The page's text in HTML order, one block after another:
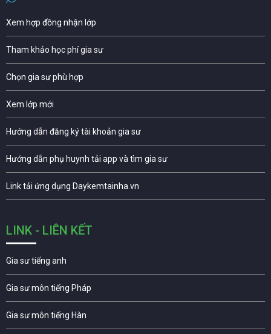
Xem hợp đồng nhận lớp
Tham khảo học phí gia sư
Chọn gia sư phù hợp
Xem lớp mới
Hướng dẫn đăng ký tài khoản gia sư
Hướng dẫn phụ huynh tải app và tìm gia sư
Link tải ứng dụng Daykemtainha.vn
LINK - LIÊN KẾT
Gia sư tiếng anh
Gia sư môn tiếng Pháp
Gia sư môn tiếng Hàn